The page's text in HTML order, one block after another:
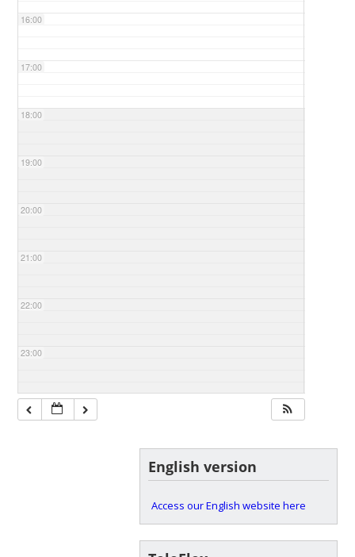
16:00
17:00
18:00
19:00
20:00
21:00
22:00
23:00
English version
Access our English website here